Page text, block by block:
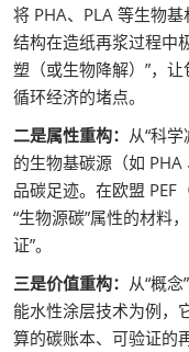
将 PHA、PLA 等生物
结构在造纸再浆过程中
塑（或生物降解）”，
循环经济的堵点。
二是属性重构： 从“科
的生物基碳源（如
品碳足迹。在欧盟 PEF
“生物源碳”属性的材料
证”。
三是价值重构： 从“概
能水性涂层技术为例，
算的碳账本、可验证的